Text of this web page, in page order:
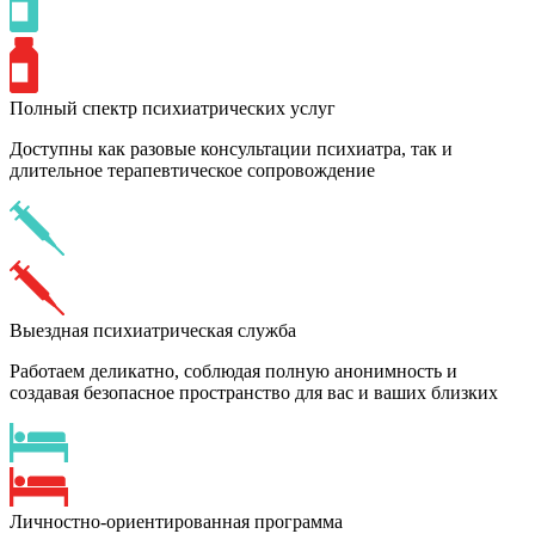
Полный спектр психиатрических услуг
Доступны как разовые консультации психиатра, так и
длительное терапевтическое сопровождение
Выездная психиатрическая служба
Работаем деликатно, соблюдая полную анонимность и
создавая безопасное пространство для вас и ваших близких
Личностно-ориентированная программа